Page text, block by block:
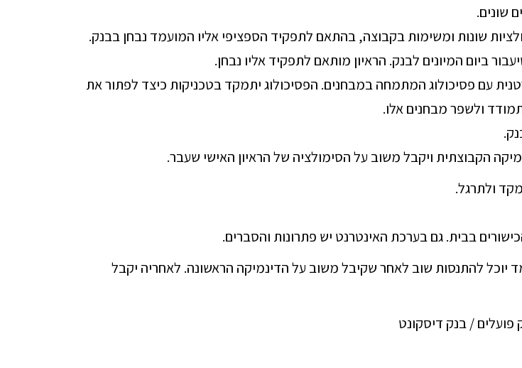
שונים.
שונות ומשימות בקבוצה, בהתאם לתפקיד הספציפי אליו המועמד נבחן בבנק.
ביום המיונים לבנק. הראיון מותאם לתפקיד אליו נבחן.
עם פסיכולוג המתמחה במבחנים. הפסיכולוג יתמקד בטכניקות כיצד לפתור את
ולשפר מבחנים אלו.
הקבוצתית ויקבל משוב על הסימולציה של הראיון האישי שעבר.
ולתרגל.
בבית. גם בערכת האינטרנט יש פתרונות והסברים.
יוכל להתנסות שוב לאחר שקיבל משוב על הדינמיקה הראשונה. לאחריה יקבל
פועלים / בנק דיסקונט